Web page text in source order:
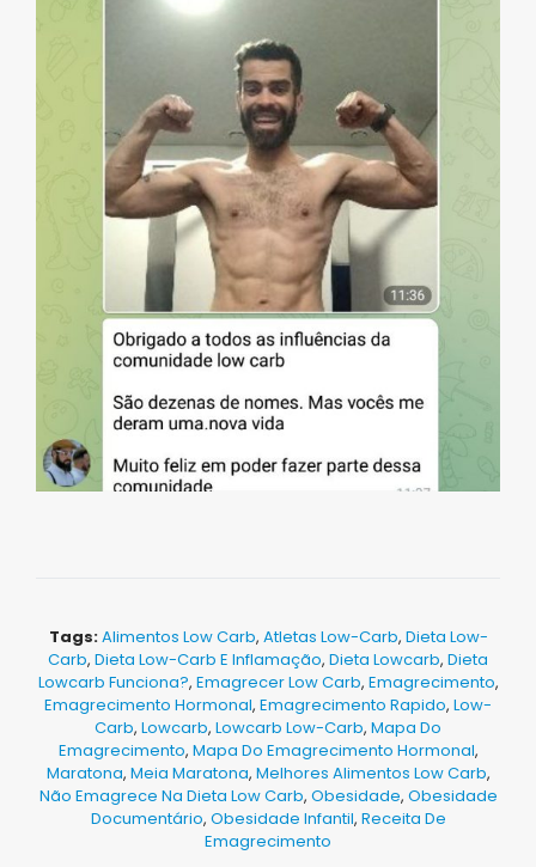
Tags:Alimentos Low Carb, Atletas Low-Carb, Dieta Low-
Carb, Dieta Low-Carb E Inflamação, Dieta Lowcarb, Dieta
Lowcarb Funciona?, Emagrecer Low Carb, Emagrecimento,
Emagrecimento Hormonal, Emagrecimento Rapido, Low-
Carb, Lowcarb, Lowcarb Low-Carb, Mapa Do
Emagrecimento, Mapa Do Emagrecimento Hormonal,
Maratona, Meia Maratona, Melhores Alimentos Low Carb,
Não Emagrece Na Dieta Low Carb, Obesidade, Obesidade
Documentário, Obesidade Infantil, Receita De
Emagrecimento